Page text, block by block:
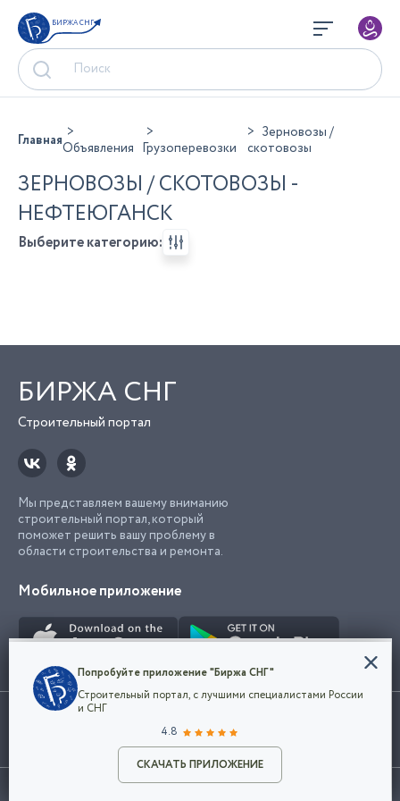
БИРЖА СНГ
Разместить объявление
ГлавнаяОбъявления Грузоперевозки
Зерновозы /
скотовозы
ЗЕРНОВОЗЫ / СКОТОВОЗЫ -
НЕФТЕЮГАНСК
Выберите категорию:
БИРЖА СНГ
Строительный портал
Мы представляем вашему вниманию
строительный портал, который
поможет решить вашу проблему в
области строительства и ремонта.
Мобильное приложение
Использование сайта, в том числе подача объявлений, означает
марки представленные на сайте являются собственностью их
©2026Биржа СНГ
Конфиденциальность
Мы используем файлы cookie, чтобы сделать
наш сайт удобным для каждого
Политикой конфиденциальности компании
и принимаете условия использования cookie.
Попробуйте приложение "Биржа СНГ"
Строительный портал, с лучшими специалистами России
и СНГ
4.8
СКАЧАТЬ ПРИЛОЖЕНИЕ